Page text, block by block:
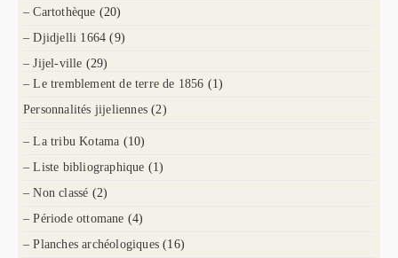
– Cartothèque (20)
– Djidjelli 1664 (9)
– Jijel-ville (29)
– Le tremblement de terre de 1856 (1)
Personnalités jijeliennes (2)
– La tribu Kotama (10)
– Liste bibliographique (1)
– Non classé (2)
– Période ottomane (4)
– Planches archéologiques (16)